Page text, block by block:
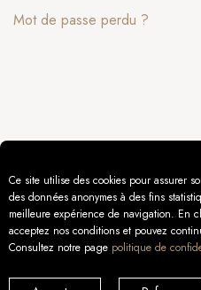
Mot de passe perdu ?
Ce site utilise des cookies pour assurer
des données anonymes à des fins
meilleure expérience de navigation. En
acceptez nos conditions et pouvez
Consultez notre page politique de